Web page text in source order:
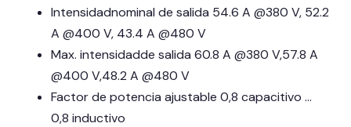
Intensidadnominal de salida 54.6 A @380 V, 52.2
A @400 V, 43.4 A @480 V
Max. intensidadde salida 60.8 A @380 V,57.8 A
@400 V,48.2 A @480 V
Factor de potencia ajustable 0,8 capacitivo …
0,8 inductivo